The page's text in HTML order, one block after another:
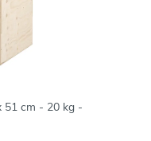
51 cm - 20 kg -